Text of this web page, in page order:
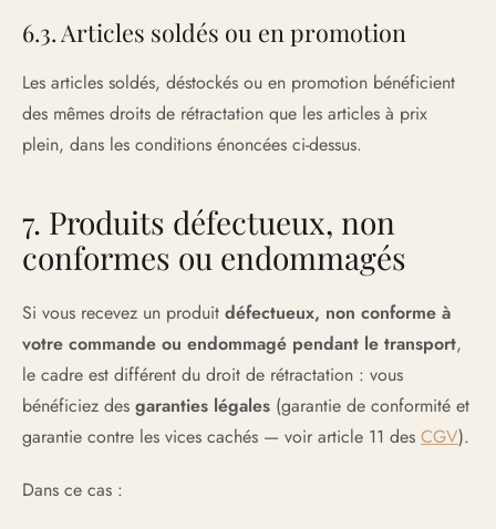
6.3. Articles soldés ou en promotion
Les articles soldés, déstockés ou en promotion bénéficient
des mêmes droits de rétractation que les articles à prix
plein, dans les conditions énoncées ci-dessus.
7. Produits défectueux, non
conformes ou endommagés
Si vous recevez un produit défectueux, non conforme à
votre commande ou endommagé pendant le transport,
le cadre est différent du droit de rétractation : vous
bénéficiez des garanties légales (garantie de conformité et
garantie contre les vices cachés — voir article 11 des CGV).
Dans ce cas :